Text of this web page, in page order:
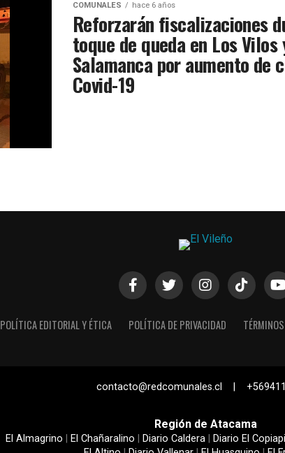
COMUNALES hace 6 años
Reforzarán fiscalizaciones
toque de queda en Los Vilos
Salamanca por aumento de
Covid-19
POLÍTICA EDITORIAL Y ÉTICA POLÍTICA DE PRIVACIDAD
contacto@redcomunales.cl |
Región de Atacama
El Almagrino El Chañaralino Diario Caldera Diario El